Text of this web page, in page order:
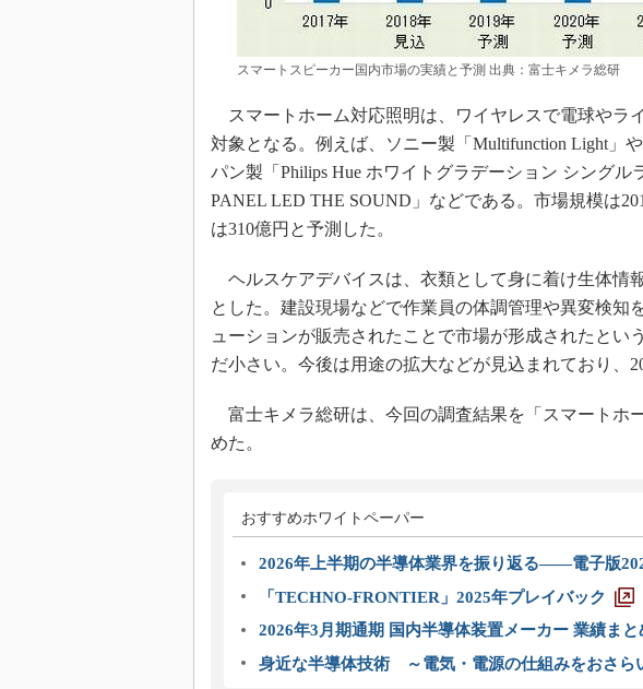
スマートスピーカー国内市場の実績と予測 出典：富士キメラ総研
スマートホーム対応照明は、ワイヤレスで電球やラ
対象となる。例えば、ソニー製「Multifunction Light」
パン製「Philips Hue ホワイトグラデーション シング
PANEL LED THE SOUND」などである。市場規模は
は310億円と予測した。
ヘルスケアデバイスは、衣類として身に着け生体情
とした。建設現場などで作業員の体調管理や異変検知
ューションが販売されたことで市場が形成されたとい
だ小さい。今後は用途の拡大などが見込まれており、
富士キメラ総研は、今回の調査結果を「スマートホ
めた。
おすすめホワイトペーパー
2026年上半期の半導体業界を振り返る――電子版
「TECHNO-FRONTIER」2025年プレイバック
2026年3月期通期 国内半導体装置メーカー 業績まと
身近な半導体技術 ～電気・電源の仕組みをおさら